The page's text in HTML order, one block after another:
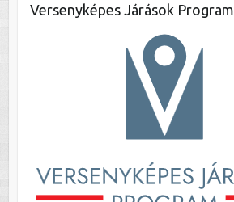
Versenyképes Járások Program